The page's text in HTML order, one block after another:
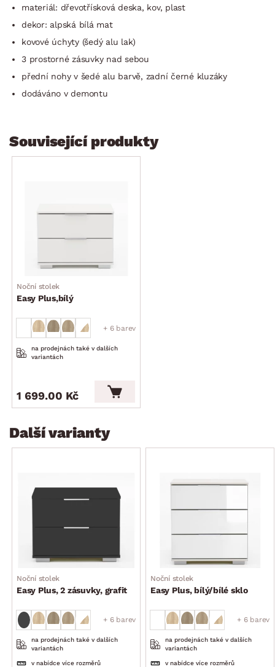
materiál: dřevotřísková deska, kov, plast
dekor: alpská bílá mat
kovové úchyty (šedý alu lak)
3 prostorné zásuvky nad sebou
přední nohy v šedé alu barvě, zadní černé kluzáky
dodáváno v demontu
Související produkty
Noční stolek
Easy Plus,bílý
+ 6 barev
na prodejnách také v dalších
variantách
1 699.00 Kč
Další varianty
Noční stolek
Easy Plus, 2 zásuvky, grafit
+ 6 barev
na prodejnách také v dalších
variantách
v nabídce více rozměrů
Noční stolek
Easy Plus, bílý/bílé sklo
+ 6 barev
na prodejnách také v dalších
variantách
v nabídce více rozměrů